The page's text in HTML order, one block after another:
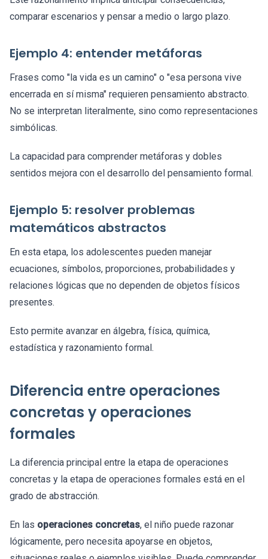
comparar escenarios y pensar a medio o largo plazo.
Ejemplo 4: entender metáforas
Frases como "la vida es un camino" o "esa persona vive
encerrada en sí misma" requieren pensamiento abstracto.
No se interpretan literalmente, sino como representaciones
simbólicas.
La capacidad para comprender metáforas y dobles
sentidos mejora con el desarrollo del pensamiento formal.
Ejemplo 5: resolver problemas
matemáticos abstractos
En esta etapa, los adolescentes pueden manejar
ecuaciones, símbolos, proporciones, probabilidades y
relaciones lógicas que no dependen de objetos físicos
presentes.
Esto permite avanzar en álgebra, física, química,
estadística y razonamiento formal.
Diferencia entre operaciones
concretas y operaciones
formales
La diferencia principal entre la etapa de operaciones
concretas y la etapa de operaciones formales está en el
grado de abstracción.
En las operaciones concretas, el niño puede razonar
lógicamente, pero necesita apoyarse en objetos,